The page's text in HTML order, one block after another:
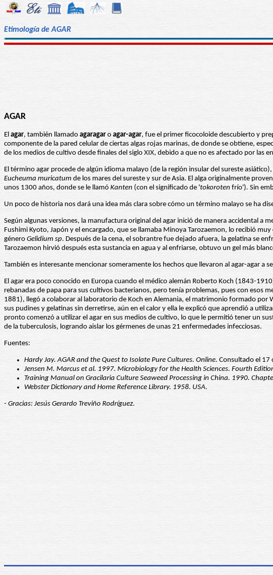
Etimología de AGAR
AGAR
El agar, también llamado agaragar o agar-agar, fue el primer ficocoloide descubierto y
componente de la pared celular de ciertas algas rojas marinas, de donde se obtiene,
de los medios de cultivo desde finales del siglo XIX, debido a que no es afectado por las
El término agar procede de algún idioma malayo (de la región insular del sureste asiático),
Eucheuma muricatum de los mares del sureste y sur de Asia. El alga originalmente
unos 1300 años, donde se le llamó Kanten (con el significado de 'tokoroten frío'). Sin
Un poco de historia nos dará una idea más clara sobre cómo un término malayo se ha
Según algunas versiones, la manufactura original del agar inició de manera accidental a
Fushimi Kyoto, Japón y el encargado, que se llamaba Minoya Tarozaemon, lo recibió
género Gelidium sp. Después de la cena, el sobrantre fue dejado afuera, la gelatina se
Tarozaemon hirvió después esta sustancia en agua y al enfriarse, obtuvo un gel más
También es interesante mencionar someramente los hechos que llevaron al agar-agar a
El agar era poco conocido en Europa cuando el médico alemán Roberto Koch (1843-
rebanadas de papa para sus cultivos bacterianos, pero tenía problemas, pues con esos
1881), llegó a colaborar al laboratorio de Koch en Alemania, el matrimonio formado por
sus pudines y gelatinas sin derretirse, aún en el calor y ella le explicó que aprendió a
pronto comenzó a utilizar el agar en sus medios de cultivo, lo que le permitió tener un
de la tuberculosis, logrando aislar los gérmenes de unas 21 enfermedades infecciosas.
Fuentes:
Hardy Jay. AGAR and the Quest to Isolate Pure Cultures. Online. Consultado el 17
Jensen M. Marcus et al. 1997. Microbiology for the Health Sciences. Fourth
Training Manual on Gracilaria Culture Seaweed Processing in China. 1990.
Webster Dictionary and Home Reference Library. 1958. USA.
- Gracias: Jesús Gerardo Treviño Rodríguez.